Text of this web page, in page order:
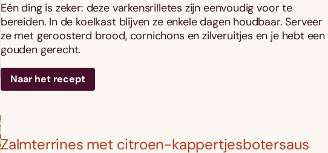
Eén ding is zeker: deze varkensrilletes zijn eenvoudig voor te
bereiden. In de koelkast blijven ze enkele dagen houdbaar. Serveer
ze met geroosterd brood, cornichons en zilveruitjes en je hebt een
gouden gerecht.
Naar het recept
Zalmterrines met citroen-kappertjesbotersaus